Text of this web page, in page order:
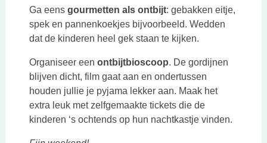
Ga eens gourmetten als ontbijt: gebakken eitje,
spek en pannenkoekjes bijvoorbeeld. Wedden
dat de kinderen heel gek staan te kijken.
Organiseer een ontbijtbioscoop. De gordijnen
blijven dicht, film gaat aan en ondertussen
houden jullie je pyjama lekker aan. Maak het
extra leuk met zelfgemaakte tickets die de
kinderen ‘s ochtends op hun nachtkastje vinden.